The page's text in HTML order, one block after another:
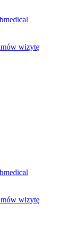
wizytę
wizytę